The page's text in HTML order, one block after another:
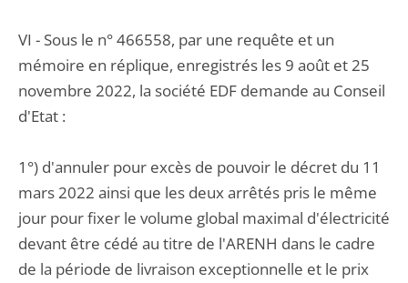
VI - Sous le n° 466558, par une requête et un
mémoire en réplique, enregistrés les 9 août et 25
novembre 2022, la société EDF demande au Conseil
d'Etat :
1°) d'annuler pour excès de pouvoir le décret du 11
mars 2022 ainsi que les deux arrêtés pris le même
jour pour fixer le volume global maximal d'électricité
devant être cédé au titre de l'ARENH dans le cadre
de la période de livraison exceptionnelle et le prix